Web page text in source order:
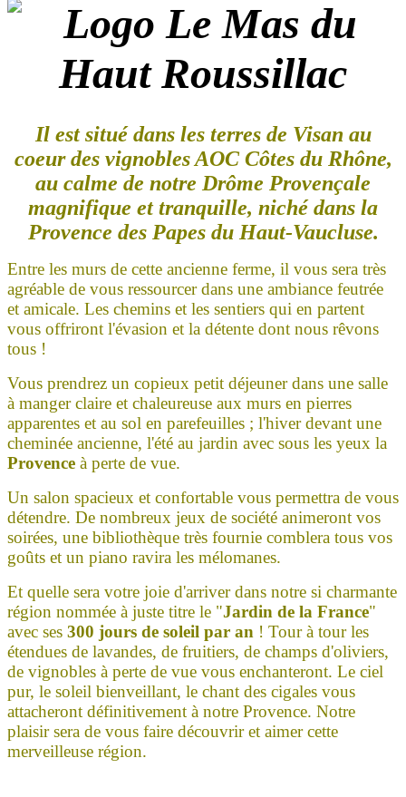
Il est situé dans les terres de Visan au
coeur des vignobles AOC Côtes du Rhône,
au calme de notre Drôme Provençale
magnifique et tranquille, niché dans la
Provence des Papes du Haut-Vaucluse.
Entre les murs de cette ancienne ferme, il vous sera très
agréable de vous ressourcer dans une ambiance feutrée
et amicale. Les chemins et les sentiers qui en partent
vous offriront l'évasion et la détente dont nous rêvons
tous !
Vous prendrez un copieux petit déjeuner dans une salle
à manger claire et chaleureuse aux murs en pierres
apparentes et au sol en parefeuilles ; l'hiver devant une
cheminée ancienne, l'été au jardin avec sous les yeux la
Provence à perte de vue.
Un salon spacieux et confortable vous permettra de vous
détendre. De nombreux jeux de société animeront vos
soirées, une bibliothèque très fournie comblera tous vos
goûts et un piano ravira les mélomanes.
Et quelle sera votre joie d'arriver dans notre si charmante
région nommée à juste titre le "Jardin de la France"
avec ses 300 jours de soleil par an ! Tour à tour les
étendues de lavandes, de fruitiers, de champs d'oliviers,
de vignobles à perte de vue vous enchanteront. Le ciel
pur, le soleil bienveillant, le chant des cigales vous
attacheront définitivement à notre Provence. Notre
plaisir sera de vous faire découvrir et aimer cette
merveilleuse région.